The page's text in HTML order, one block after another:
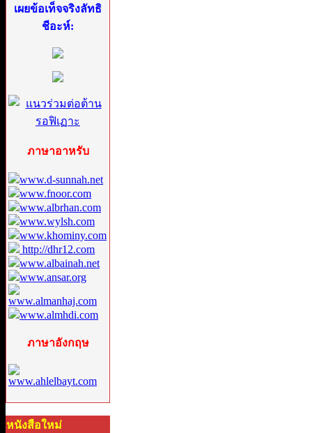
เผยข้อเท็จจริงลัทธิ
ชีอะห์:
ภาษาอาหรับ
www.d-sunnah.net
www.fnoor.com
www.albrhan.com
www.wylsh.com
www.khominy.com
http://dhr12.com
www.albainah.net
www.ansar.org
www.almanhaj.com
www.almhdi.com
ภาษาอังกฤษ
www.ahlelbayt.com
หนังสือใหม่